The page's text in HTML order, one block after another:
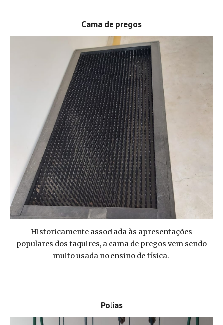
Cama de pregos
Historicamente associada às apresentações
populares dos faquires, a cama de pregos vem sendo
muito usada no ensino de física.
Polias